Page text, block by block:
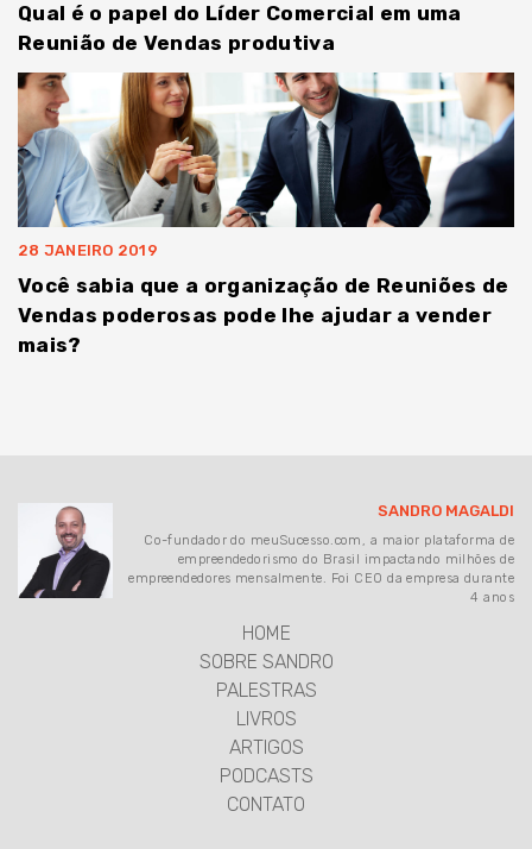
Qual é o papel do Líder Comercial em uma
Reunião de Vendas produtiva
28 JANEIRO 2019
Você sabia que a organização de Reuniões de
Vendas poderosas pode lhe ajudar a vender
mais?
SANDRO MAGALDI
Co-fundador do meuSucesso.com, a maior plataforma de
empreendedorismo do Brasil impactando milhões de
empreendedores mensalmente. Foi CEO da empresa durante
4 anos
HOME
SOBRE SANDRO
PALESTRAS
LIVROS
ARTIGOS
PODCASTS
CONTATO